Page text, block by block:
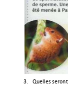
3.
Quelles